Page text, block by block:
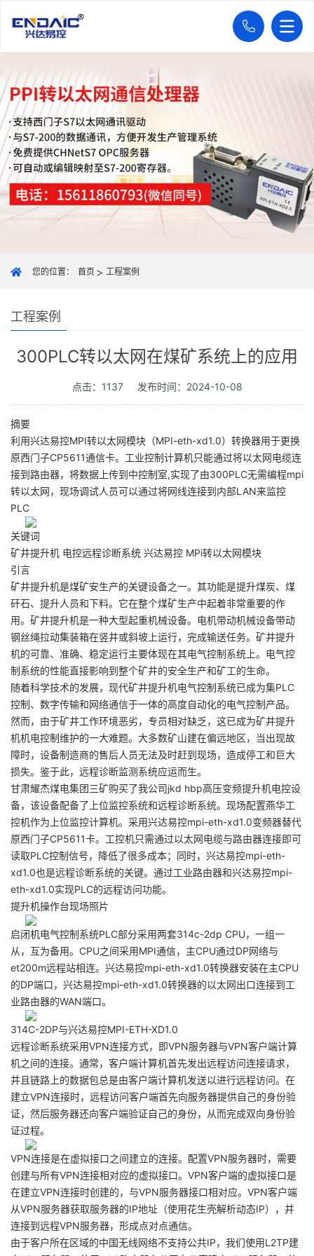
您的位置： 首页 工程案例
工程案例
300PLC转以太网在煤矿系统上的应用
点击：1137 发布时间：2024-10-08
摘要
利用兴达易控MPI转以太网模块（MPI-eth-xd1.0）转换器用于更换
原西门子CP5611通信卡。工业控制计算机只能通过将以太网电缆连
接到路由器，将数据上传到中控制室,实现了由300PLC无需编程mpi
转以太网，现场调试人员可以通过将网线连接到内部LAN来监控
PLC
关键词
矿井提升机 电控远程诊断系统 兴达易控 MPi转以太网模块
引言
矿井提升机是煤矿安生产的关键设备之一。其功能是提升煤炭、煤
矸石、提升人员和下料。它在整个煤矿生产中起着非常重要的作
用。矿井提升机是一种大型起重机械设备。电机带动机械设备带动
钢丝绳拉动集装箱在竖井或斜坡上运行，完成输送任务。矿井提升
机的可靠、准确、稳定运行主要体现在其电气控制系统上。电气控
制系统的性能直接影响到整个矿井的安全生产和矿工的生命。
随着科学技术的发展，现代矿井提升机电气控制系统已成为集PLC
控制、数字传输和网络通信于一体的高度自动化的电气控制产品。
然而，由于矿井工作环境恶劣，专员相对缺乏，这已成为矿井提升
机机电控制维护的一大难题。大多数矿山建在偏远地区，当出现故
障时，设备制造商的售后人员无法及时赶到现场，造成停工和巨大
损失。鉴于此，远程诊断监测系统应运而生。
甘肃耀杰煤电集团三矿购买了我公司jkd hbp高压变频提升机电控设
备，该设备配备了上位监控系统和远程诊断系统。现场配置燕华工
控机作为上位监控计算机。采用兴达易控mpi-eth-xd1.0变频器替代
原西门子CP5611卡。工控机只需通过以太网电缆与路由器连接即可
读取PLC控制信号，降低了很多成本；同时，兴达易控mpi-eth-
xd1.0也是远程诊断系统的关键。通过工业路由器和兴达易控mpi-
eth-xd1.0实现PLC的远程访问功能。
提升机操作台现场照片
启闭机电气控制系统PLC部分采用两套314c-2dp CPU，一组一
从，互为备用。CPU之间采用MPI通信，主CPU通过DP网络与
et200m远程站相连。兴达易控mpi-eth-xd1.0转换器安装在主CPU
的DP端口，兴达易控mpi-eth-xd1.0转换器的以太网出口连接到工
业路由器的WAN端口。
314C-2DP与兴达易控MPI-ETH-XD1.0
远程诊断系统采用VPN连接方式，即VPN服务器与VPN客户端计算
机之间的连接。通常，客户端计算机首先发出远程访问连接请求，
并且链路上的数据包总是由客户端计算机发送以进行远程访问。在
建立VPN连接时，远程访问客户端首先向服务器提供自己的身份验
证，然后服务器还向客户端验证自己的身份，从而完成双向身份验
证过程。
VPN连接是在虚拟接口之间建立的连接。配置VPN服务器时，需要
创建与所有VPN连接相对应的虚拟接口。VPN客户端的虚拟接口是
在建立VPN连接时创建的，与VPN服务器接口相对应。VPN客户端
从VPN服务器获取服务器的IP地址（使用花生壳解析动态IP），并
连接到远程VPN服务器，形成点对点通信。
由于客户所在区域的中国无线网络不支持公共IP，我们使用L2TP建